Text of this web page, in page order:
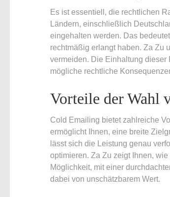
Es ist essentiell, die rechtlichen
Ländern, einschließlich
eingehalten werden. Das
rechtmäßig erlangt haben. Za Zu
vermeiden. Die Einhaltung dieser
mögliche rechtliche
Vorteile der Wahl
Cold Emailing bietet zahlreiche
ermöglicht Ihnen, eine breite
lässt sich die Leistung genau
optimieren. Za Zu zeigt Ihnen,
Möglichkeit, mit einer
dabei von unschätzbarem Wert.